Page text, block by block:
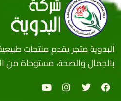
البدوية متجر يقدم منتجات
بالجمال والصحة، مستوحاة من